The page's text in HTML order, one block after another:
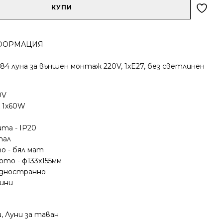
КУПИ
луна за външен монтаж 220V, 1xE27, без светлинен
- IP20
- бял мат
- ф133x155мм
, Луни за таван